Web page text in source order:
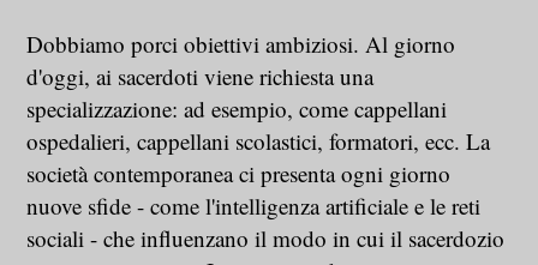
Dobbiamo porci obiettivi ambiziosi. Al giorno
d'oggi, ai sacerdoti viene richiesta una
specializzazione: ad esempio, come cappellani
ospedalieri, cappellani scolastici, formatori, ecc. La
società contemporanea ci presenta ogni giorno
nuove sfide - come l'intelligenza artificiale e le reti
sociali - che influenzano il modo in cui il sacerdozio